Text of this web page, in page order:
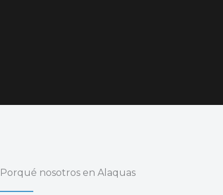
Porqué nosotros en Alaquas